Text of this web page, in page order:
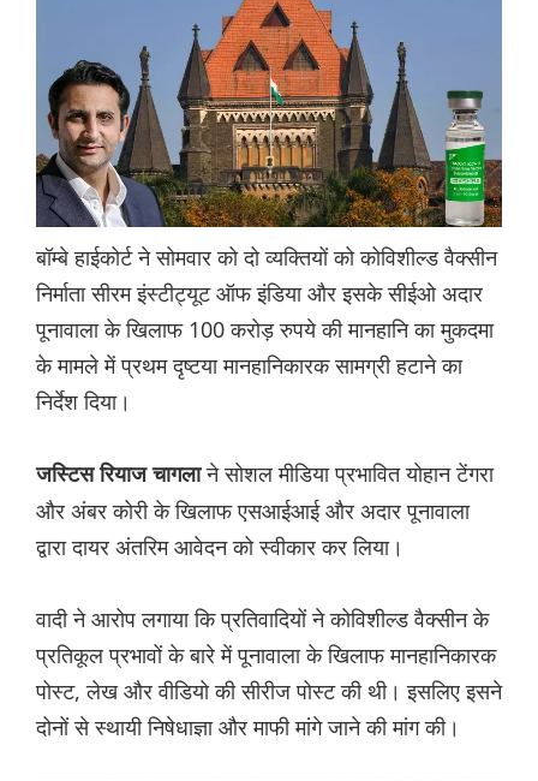
बॉम्बे हाईकोर्ट ने सोमवार को दो व्यक्तियों को कोविशील्ड वैक्सीन
निर्माता सीरम इंस्टीट्यूट ऑफ इंडिया और इसके सीईओ अदार
पूनावाला के खिलाफ 100 करोड़ रुपये की मानहानि का मुकदमा
के मामले में प्रथम दृष्टया मानहानिकारक सामग्री हटाने का
निर्देश दिया।
जस्टिस रियाज चागलाने सोशल मीडिया प्रभावित योहान टेंगरा
और अंबर कोरी के खिलाफ एसआईआई और अदार पूनावाला
द्वारा दायर अंतरिम आवेदन को स्वीकार कर लिया।
वादी ने आरोप लगाया कि प्रतिवादियों ने कोविशील्ड वैक्सीन के
प्रतिकूल प्रभावों के बारे में पूनावाला के खिलाफ मानहानिकारक
पोस्ट, लेख और वीडियो की सीरीज पोस्ट की थी। इसलिए इसने
दोनों से स्थायी निषेधाज्ञा और माफी मांगे जाने की मांग की।